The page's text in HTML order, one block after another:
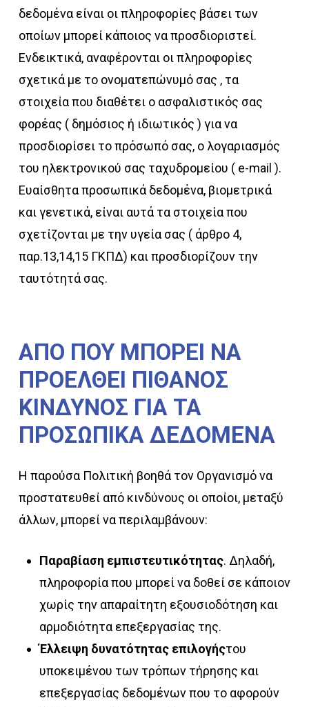
δεδομένα είναι οι πληροφορίες βάσει των
οποίων μπορεί κάποιος να προσδιοριστεί.
Ενδεικτικά, αναφέρονται οι πληροφορίες
σχετικά με το ονοματεπώνυμό σας , τα
στοιχεία που διαθέτει ο ασφαλιστικός σας
φορέας ( δημόσιος ή ιδιωτικός ) για να
προσδιορίσει το πρόσωπό σας, ο λογαριασμός
του ηλεκτρονικού σας ταχυδρομείου ( e-mail ).
Ευαίσθητα προσωπικά δεδομένα, βιομετρικά
και γενετικά, είναι αυτά τα στοιχεία που
σχετίζονται με την υγεία σας ( άρθρο 4,
παρ.13,14,15 ΓΚΠΔ) και προσδιορίζουν την
ταυτότητά σας.
ΑΠΟ ΠΟΥ ΜΠΟΡΕΙ ΝΑ
ΠΡΟΕΛΘΕΙ ΠΙΘΑΝΟΣ
ΚΙΝΔΥΝΟΣ ΓΙΑ ΤΑ
ΠΡΟΣΩΠΙΚΑ ΔΕΔΟΜΕΝΑ
Η παρούσα Πολιτική βοηθά τον Οργανισμό να
προστατευθεί από κινδύνους οι οποίοι, μεταξύ
άλλων, μπορεί να περιλαμβάνουν:
Παραβίαση εμπιστευτικότητας. Δηλαδή,
πληροφορία που μπορεί να δοθεί σε κάποιον
χωρίς την απαραίτητη εξουσιοδότηση και
αρμοδιότητα επεξεργασίας της.
Έλλειψη δυνατότητας επιλογήςτου
υποκειμένου των τρόπων τήρησης και
επεξεργασίας δεδομένων που το αφορούν